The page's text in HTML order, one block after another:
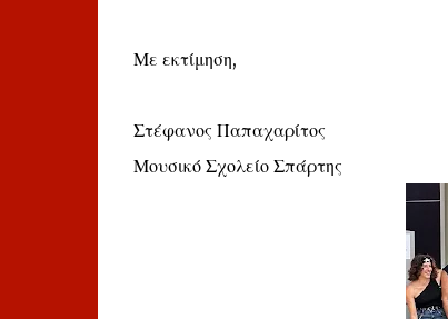
Με εκτίμηση,
Στέφανος Παπαχαρίτος
Μουσικό Σχολείο Σπάρτης